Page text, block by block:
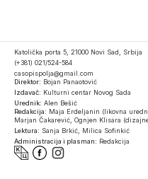
Katolička porta 5, 21000 Novi Sad, Srbija
(+381) 021/524-584
casopispolja@gmail.com
Direktor: Bojan Panaotović
Izdavač: Kulturni centar Novog Sada
Urednik: Alen Bešić
Redakcija: Maja Erdeljanin (likovna
Marjan Čakarević, Ognjen Klisara
Lektura: Sanja Brkić, Milica Sofinkić
Administracija i plasman: Redakcija